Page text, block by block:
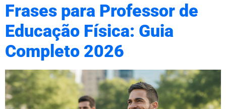
Frases para Professor de
Educação Física: Guia
Completo 2026